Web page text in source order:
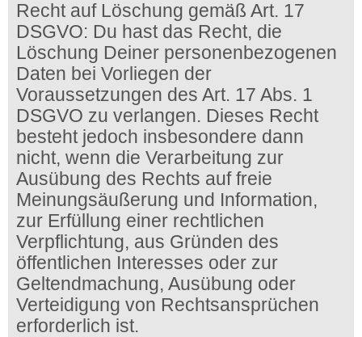
Recht auf Löschung gemäß Art. 17
DSGVO: Du hast das Recht, die
Löschung Deiner personenbezogenen
Daten bei Vorliegen der
Voraussetzungen des Art. 17 Abs. 1
DSGVO zu verlangen. Dieses Recht
besteht jedoch insbesondere dann
nicht, wenn die Verarbeitung zur
Ausübung des Rechts auf freie
Meinungsäußerung und Information,
zur Erfüllung einer rechtlichen
Verpflichtung, aus Gründen des
öffentlichen Interesses oder zur
Geltendmachung, Ausübung oder
Verteidigung von Rechtsansprüchen
erforderlich ist.